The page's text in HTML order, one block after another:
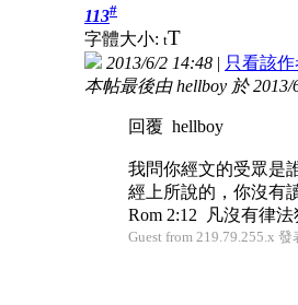
113#
字體大小: tT
2013/6/2 14:48 | 只看該
本帖最後由 hellboy 於 2013/
回覆 hellboy
我問你經文的受眾是
經上所說的，你沒有
Rom 2:12 凡沒有律
Guest from 219.79.255.x